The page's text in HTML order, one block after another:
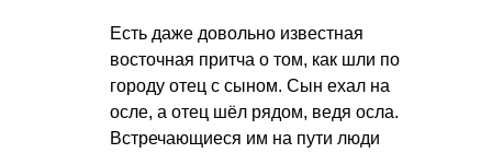
Есть даже довольно известная
восточная притча о том, как шли по
городу отец с сыном. Сын ехал на
осле, а отец шёл рядом, ведя осла.
Встречающиеся им на пути люди